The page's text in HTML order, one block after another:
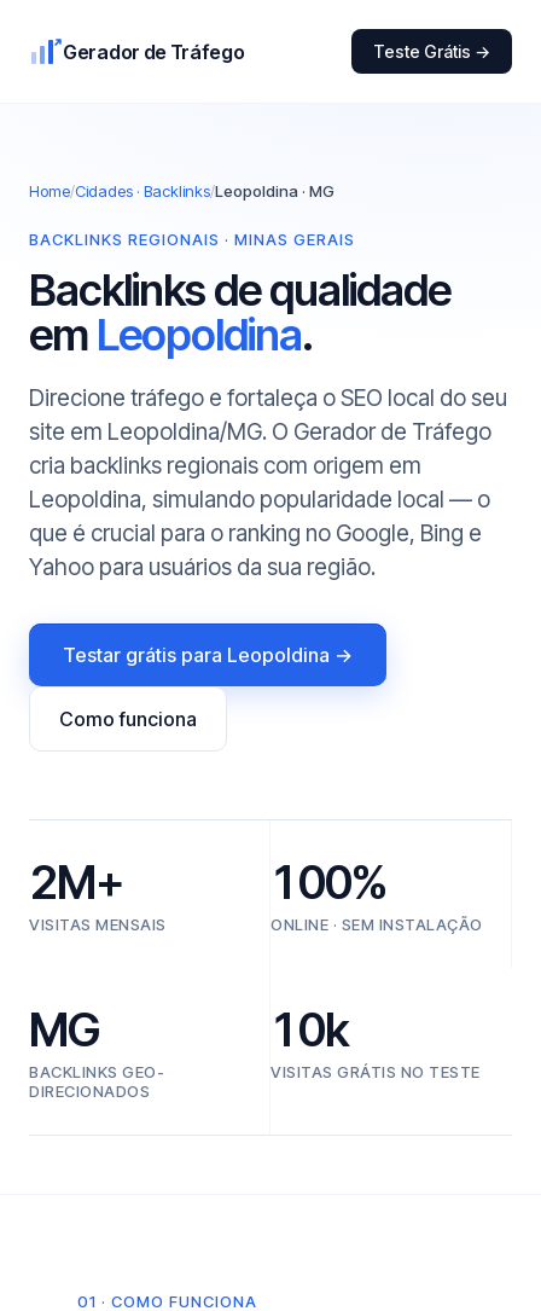
Gerador de Tráfego Teste Grátis →
Home/Cidades · Backlinks/Leopoldina · MG
BACKLINKS REGIONAIS · MINAS GERAIS
Backlinks de qualidade
em Leopoldina.
Direcione tráfego e fortaleça o SEO local do seu
site em Leopoldina/MG. O Gerador de Tráfego
cria backlinks regionais com origem em
Leopoldina, simulando popularidade local — o
que é crucial para o ranking no Google, Bing e
Yahoo para usuários da sua região.
Testar grátis para Leopoldina →
Como funciona
2M+
VISITAS MENSAIS
100%
ONLINE · SEM INSTALAÇÃO
MG
BACKLINKS GEO-
DIRECIONADOS
10k
VISITAS GRÁTIS NO TESTE
01 · COMO FUNCIONA